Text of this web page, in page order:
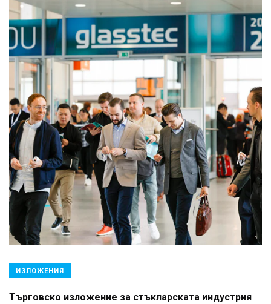
ИЗЛОЖЕНИЯ
Търговско изложение за стъкларската индустрия